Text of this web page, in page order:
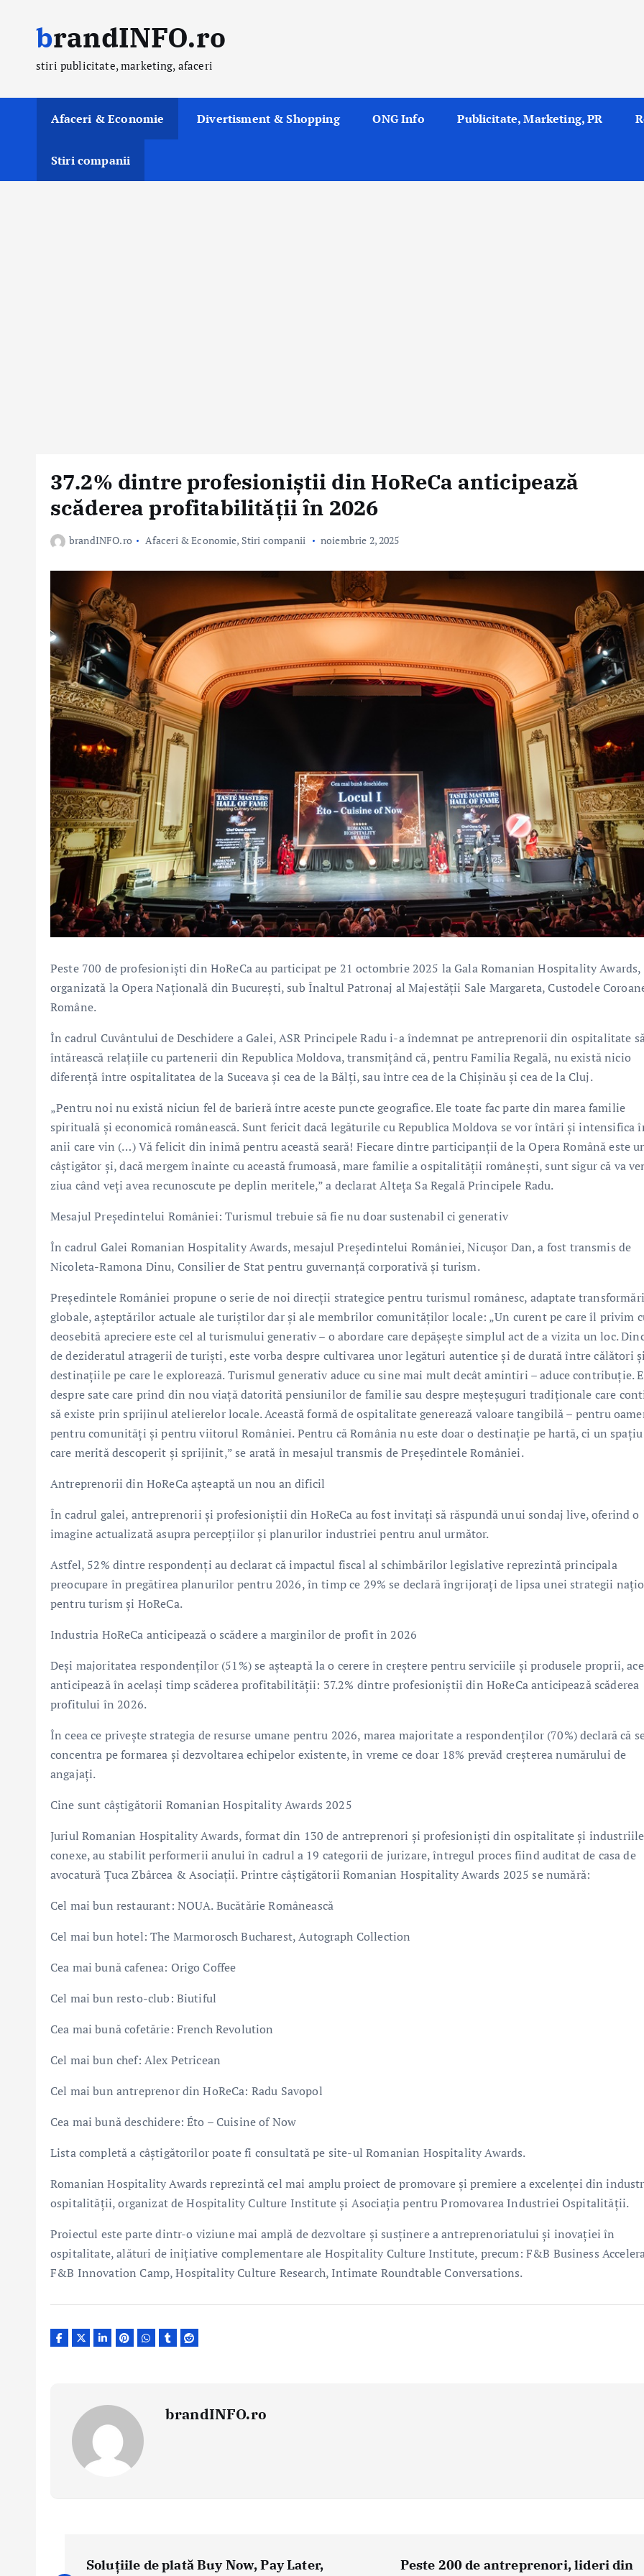
t
brandINFO.ro
stiri publicitate, marketing, afaceri
Afaceri & Economie Divertisment & Shopping ONG Info Publicitate, Marketing, PR
Stiri companii
37.2% dintre profesioniștii din HoReCa anticipează
scăderea profitabilității în 2026
brandINFO.ro Afaceri & Economie, Stiri companii noiembrie 2, 2025
Peste 700 de profesioniști din HoReCa au participat pe 21 octombrie 2025 la Gala Romanian Hospitality Awards,
organizată la Opera Națională din București, sub Înaltul Patronaj al Majestății Sale Margareta, Custodele
Române.
În cadrul Cuvântului de Deschidere a Galei, ASR Principele Radu i-a îndemnat pe antreprenorii din ospitalitate
întărească relațiile cu partenerii din Republica Moldova, transmițând că, pentru Familia Regală, nu există nicio
diferență între ospitalitatea de la Suceava și cea de la Bălți, sau între cea de la Chișinău și cea de la Cluj.
„Pentru noi nu există niciun fel de barieră între aceste puncte geografice. Ele toate fac parte din marea familie
spirituală și economică românească. Sunt fericit dacă legăturile cu Republica Moldova se vor întări și intensifica
anii care vin (…) Vă felicit din inimă pentru această seară! Fiecare dintre participanții de la Opera Română este
câștigător și, dacă mergem înainte cu această frumoasă, mare familie a ospitalității românești, sunt sigur că va
ziua când veți avea recunoscute pe deplin meritele,” a declarat Alteța Sa Regală Principele Radu.
Mesajul Președintelui României: Turismul trebuie să fie nu doar sustenabil ci generativ
În cadrul Galei Romanian Hospitality Awards, mesajul Președintelui României, Nicușor Dan, a fost transmis de
Nicoleta-Ramona Dinu, Consilier de Stat pentru guvernanță corporativă și turism.
Președintele României propune o serie de noi direcții strategice pentru turismul românesc, adaptate
globale, așteptărilor actuale ale turiștilor dar și ale membrilor comunităților locale: „Un curent pe care îl privim
deosebită apreciere este cel al turismului generativ – o abordare care depășește simplul act de a vizita un loc.
de dezideratul atragerii de turiști, este vorba despre cultivarea unor legături autentice și de durată între călători și
destinațiile pe care le explorează. Turismul generativ aduce cu sine mai mult decât amintiri – aduce contribuție.
despre sate care prind din nou viață datorită pensiunilor de familie sau despre meșteșuguri tradiționale care
să existe prin sprijinul atelierelor locale. Această formă de ospitalitate generează valoare tangibilă – pentru
pentru comunități și pentru viitorul României. Pentru că România nu este doar o destinație pe hartă, ci un
care merită descoperit și sprijinit,” se arată în mesajul transmis de Președintele României.
Antreprenorii din HoReCa așteaptă un nou an dificil
În cadrul galei, antreprenorii și profesioniștii din HoReCa au fost invitați să răspundă unui sondaj live, oferind o
imagine actualizată asupra percepțiilor și planurilor industriei pentru anul următor.
Astfel, 52% dintre respondenți au declarat că impactul fiscal al schimbărilor legislative reprezintă principala
preocupare în pregătirea planurilor pentru 2026, în timp ce 29% se declară îngrijorați de lipsa unei strategii
pentru turism și HoReCa.
Industria HoReCa anticipează o scădere a marginilor de profit în 2026
Deși majoritatea respondenților (51%) se așteaptă la o cerere în creștere pentru serviciile și produsele proprii,
anticipează în același timp scăderea profitabilității: 37.2% dintre profesioniștii din HoReCa anticipează scăderea
profitului în 2026.
În ceea ce privește strategia de resurse umane pentru 2026, marea majoritate a respondenților (70%) declară că
concentra pe formarea și dezvoltarea echipelor existente, în vreme ce doar 18% prevăd creșterea numărului de
angajați.
Cine sunt câștigătorii Romanian Hospitality Awards 2025
Juriul Romanian Hospitality Awards, format din 130 de antreprenori și profesioniști din ospitalitate și industriile
conexe, au stabilit performerii anului în cadrul a 19 categorii de jurizare, întregul proces fiind auditat de casa de
avocatură Țuca Zbârcea & Asociații. Printre câștigătorii Romanian Hospitality Awards 2025 se numără:
Cel mai bun restaurant: NOUA. Bucătărie Românească
Cel mai bun hotel: The Marmorosch Bucharest, Autograph Collection
Cea mai bună cafenea: Origo Coffee
Cel mai bun resto-club: Biutiful
Cea mai bună cofetărie: French Revolution
Cel mai bun chef: Alex Petricean
Cel mai bun antreprenor din HoReCa: Radu Savopol
Cea mai bună deschidere: Éto – Cuisine of Now
Lista completă a câștigătorilor poate fi consultată pe site-ul Romanian Hospitality Awards.
Romanian Hospitality Awards reprezintă cel mai amplu proiect de promovare și premiere a excelenței din
ospitalității, organizat de Hospitality Culture Institute și Asociația pentru Promovarea Industriei Ospitalității.
Proiectul este parte dintr-o viziune mai amplă de dezvoltare și susținere a antreprenoriatului și inovației în
ospitalitate, alături de inițiative complementare ale Hospitality Culture Institute, precum: F&B Business
F&B Innovation Camp, Hospitality Culture Research, Intimate Roundtable Conversations.
brandINFO.ro
Soluțiile de plată Buy Now, Pay Later,
Peste 200 de antreprenori, lideri din